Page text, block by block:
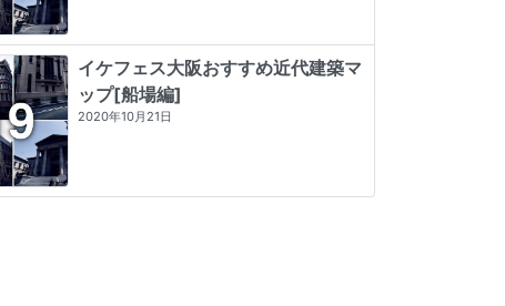
イケフェス大阪おすすめ近代建築マ
ップ[船場編]
2020年10月21日